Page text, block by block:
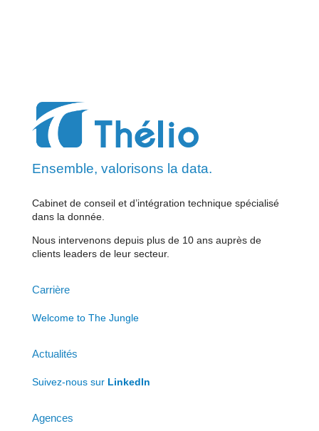
Ensemble, valorisons la data.
Cabinet de conseil et d’intégration technique spécialisé
dans la donnée.
Nous intervenons depuis plus de 10 ans auprès de
clients leaders de leur secteur.
Carrière
Welcome to The Jungle
Actualités
Suivez-nous sur LinkedIn
Agences